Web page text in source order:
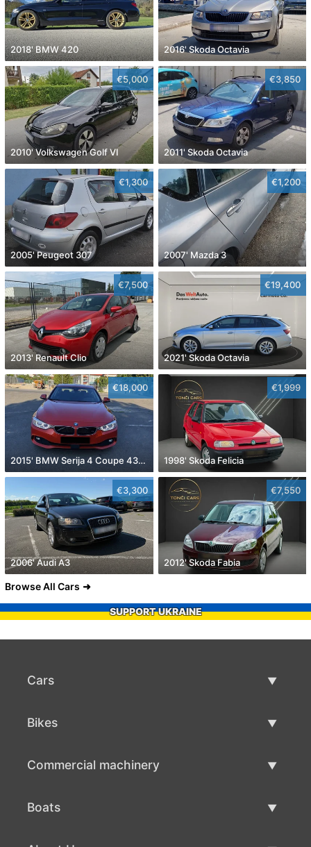
2018' BMW 420 2016' Skoda Octavia
€5,000
2010' Volkswagen Golf VI
€3,850
2011' Skoda Octavia
€1,300
2005' Peugeot 307
€1,200
2007' Mazda 3
€7,500
2013' Renault Clio
€19,400
2021' Skoda Octavia
€18,000
2015' BMW Serija 4 Coupe 430D
€1,999
1998' Skoda Felicia
€3,300
2006' Audi A3
€7,550
2012' Skoda Fabia
Browse All Cars
SUPPORT UKRAINE
Cars
Bikes
Commercial machinery
Boats